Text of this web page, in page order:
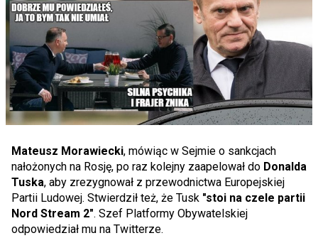
Mateusz Morawiecki, mówiąc w Sejmie o sankcjach
nałożonych na Rosję, po raz kolejny zaapelował do Donalda
Tuska, aby zrezygnował z przewodnictwa Europejskiej
Partii Ludowej. Stwierdził też, że Tusk "stoi na czele partii
Nord Stream 2". Szef Platformy Obywatelskiej
odpowiedział mu na Twitterze.